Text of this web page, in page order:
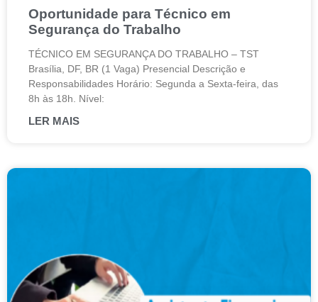
Oportunidade para Técnico em
Segurança do Trabalho
TÉCNICO EM SEGURANÇA DO TRABALHO – TST
Brasília, DF, BR (1 Vaga) Presencial Descrição e
Responsabilidades Horário: Segunda a Sexta-feira, das
8h às 18h. Nível:
LER MAIS